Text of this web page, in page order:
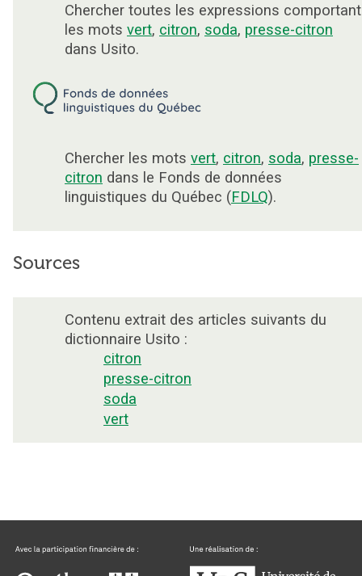
Chercher toutes les expressions comportant
les mots vert, citron, soda, presse-citron
dans Usito.
Chercher les mots vert, citron, soda, presse-
citron dans le Fonds de données
linguistiques du Québec (FDLQ).
Sources
Contenu extrait des articles suivants du
dictionnaire Usito :
citron
presse-citron
soda
vert